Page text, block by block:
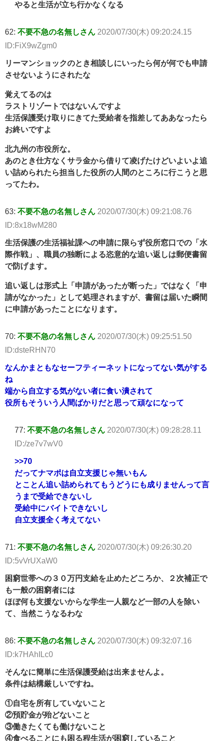
やると生活が立ち行かなくなる
62: 不要不急の名無しさん 2020/07/30(木) 09:20:24.15
ID:FiX9wZgm0
リーマンショックのとき相談しにいったら何が何でも申請
させないようにされたな
覚えてるのは
ラストリゾートではないんですよ
生活保護受け取りにきてた受給者を指差してああなったら
お終いですよ
北九州の市役所な。
あのとき仕方なくサラ金から借りて凌げたけどいよいよ追
い詰められたら担当した役所の人間のところに行こうと思
ってたわ。
63: 不要不急の名無しさん 2020/07/30(木) 09:21:08.76
ID:8x18wM280
生活保護の生活福祉課への申請に限らず役所窓口での「水
際作戦」、職員の独断による恣意的な追い返しは郵便書留
で防げます。
追い返しは形式上「申請があったが断った」ではなく「申
請がなかった」として処理されますが、書留は届いた瞬間
に申請があったことになります。
70: 不要不急の名無しさん 2020/07/30(木) 09:25:51.50
ID:dsteRHN70
なんかまともなセーフティーネットになってない気がする
ね
端から自立する気がない者に食い潰されて
役所もそういう人間ばかりだと思って頑なになって
77: 不要不急の名無しさん 2020/07/30(木) 09:28:28.11
ID:/ze7v7wV0
>>70
だってナマポは自立支援じゃ無いもん
とことん追い詰められてもうどうにも成りませんって言
うまで受給できないし
受給中にバイトできないし
自立支援全く考えてない
71: 不要不急の名無しさん 2020/07/30(木) 09:26:30.20
ID:5vVrUXaW0
困窮世帯への３０万円支給を止めたどころか、２次補正で
も一般の困窮者には
ほぼ何も支援ないからな学生一人親など一部の人を除い
て、当然こうなるわな
86: 不要不急の名無しさん 2020/07/30(木) 09:32:07.16
ID:k7HAhILc0
そんなに簡単に生活保護受給は出来ませんよ。
条件は結構厳しいですね。
①自宅を所有していないこと
②預貯金が殆どないこと
③働きたくても働けないこと
④食べることにも困る程生活が困窮していること